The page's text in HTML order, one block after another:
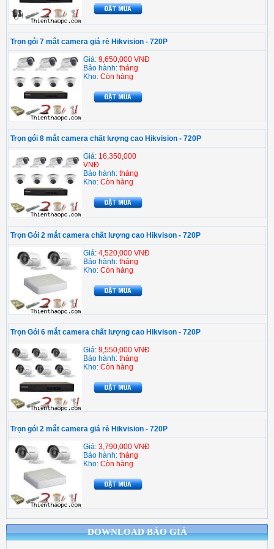
DOWNLOAD BÁO GIÁ
Trọn gói 7 mắt camera giá rẻ Hikvision - 720P
Giá: 9,650,000 VNĐ
Bảo hành: tháng
Kho: Còn hàng
Trọn gói 8 mắt camera chất lượng cao Hikvision - 720P
Giá: 16,350,000
VNĐ
Bảo hành: tháng
Kho: Còn hàng
Trọn Gói 2 mắt camera chất lượng cao Hikvison - 720P
Giá: 4,520,000 VNĐ
Bảo hành: tháng
Kho: Còn hàng
Trọn Gói 6 mắt camera chất lượng cao Hikvison - 720P
Giá: 9,550,000 VNĐ
Bảo hành: tháng
Kho: Còn hàng
Trọn gói 2 mắt camera giá rẻ Hikvision - 720P
Giá: 3,790,000 VNĐ
Bảo hành: tháng
Kho: Còn hàng